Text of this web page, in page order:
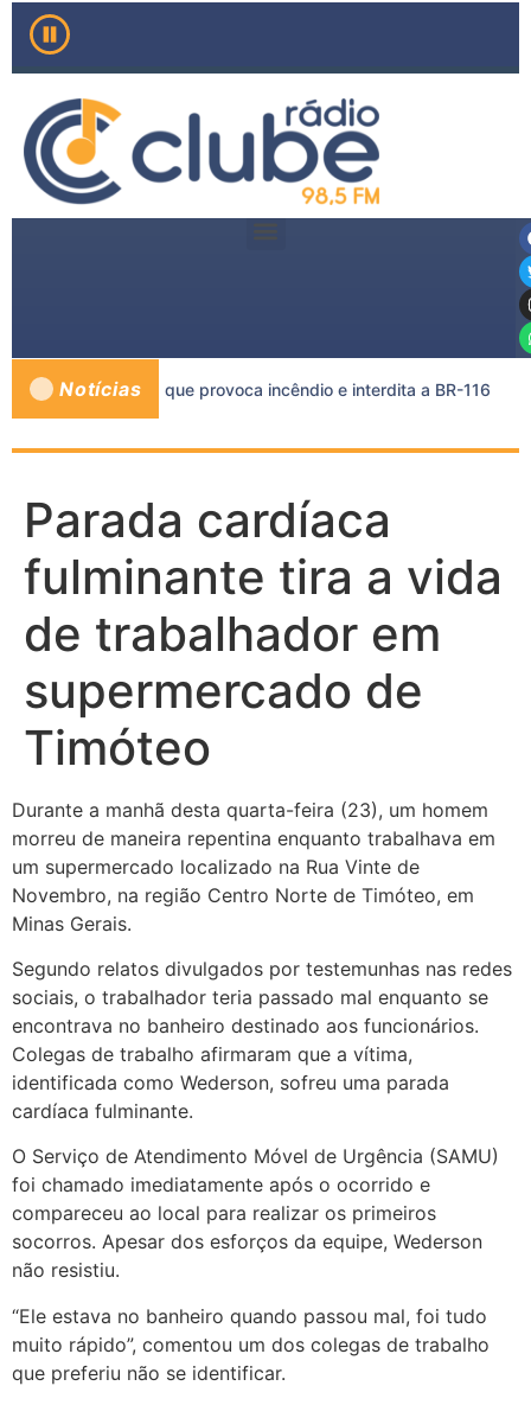
Notícias
e caminhão-tanque provoca incêndio e interdita a BR-116
Parada cardíaca
fulminante tira a vida
de trabalhador em
supermercado de
Timóteo
Durante a manhã desta quarta-feira (23), um homem
morreu de maneira repentina enquanto trabalhava em
um supermercado localizado na Rua Vinte de
Novembro, na região Centro Norte de Timóteo, em
Minas Gerais.
Segundo relatos divulgados por testemunhas nas redes
sociais, o trabalhador teria passado mal enquanto se
encontrava no banheiro destinado aos funcionários.
Colegas de trabalho afirmaram que a vítima,
identificada como Wederson, sofreu uma parada
cardíaca fulminante.
O Serviço de Atendimento Móvel de Urgência (SAMU)
foi chamado imediatamente após o ocorrido e
compareceu ao local para realizar os primeiros
socorros. Apesar dos esforços da equipe, Wederson
não resistiu.
“Ele estava no banheiro quando passou mal, foi tudo
muito rápido”, comentou um dos colegas de trabalho
que preferiu não se identificar.